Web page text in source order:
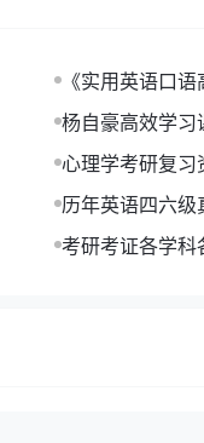
《实用英语口
b夸克网盘下载
杨自豪高效学习
心理学考研复习
历年英语四六
考研考证各学科